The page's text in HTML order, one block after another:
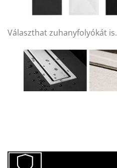
Választhat zuhanyfolyókát is.